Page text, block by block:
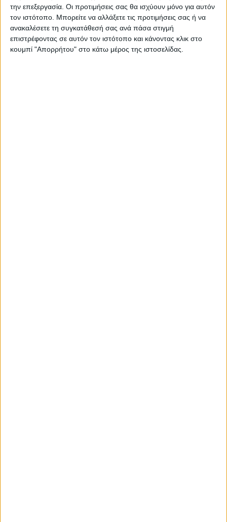
την επεξεργασία. Οι προτιμήσεις σας θα ισχύουν μόνο για αυτόν
τον ιστότοπο. Μπορείτε να αλλάξετε τις προτιμήσεις σας ή να
ανακαλέσετε τη συγκατάθεσή σας ανά πάσα στιγμή
επιστρέφοντας σε αυτόν τον ιστότοπο και κάνοντας κλικ στο
κουμπί "Απορρήτου" στο κάτω μέρος της ιστοσελίδας.
Γιάννη Σκόκα